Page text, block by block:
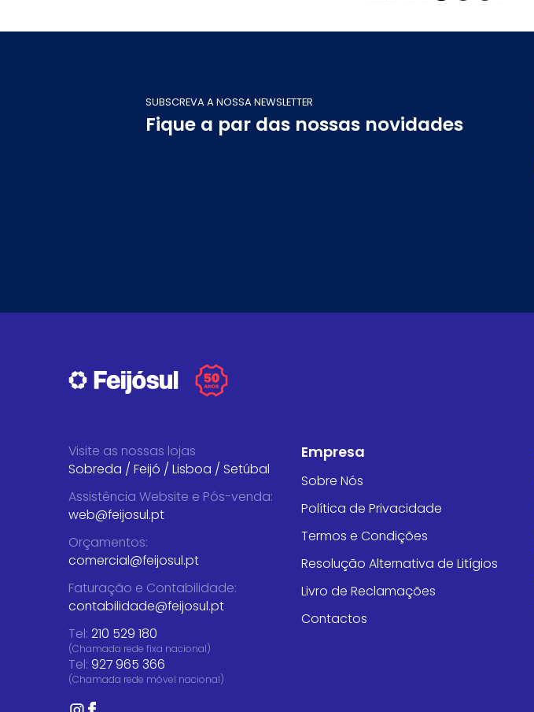
SUBSCREVA A NOSSA NEWSLETTER
Fique a par das nossas novidades
Visite as nossas lojas
Sobreda / Feijó / Lisboa / Setúbal
Assistência Website e Pós-venda:
web@feijosul.pt
Orçamentos:
comercial@feijosul.pt
Faturação e Contabilidade:
contabilidade@feijosul.pt
Tel: 210 529 180
(Chamada rede fixa nacional)
Tel: 927 965 366
(Chamada rede móvel nacional)
Empresa
Sobre Nós
Política de Privacidade
Termos e Condições
Resolução Alternativa de Litígios
Livro de Reclamações
Contactos